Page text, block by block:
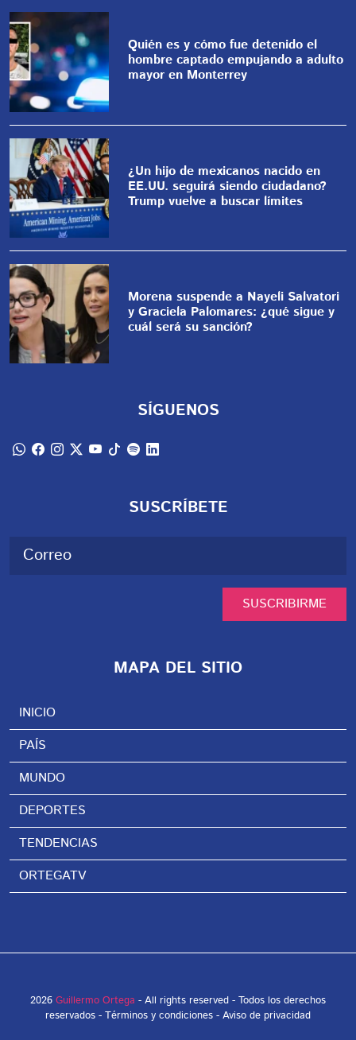
Quién es y cómo fue detenido el
hombre captado empujando a adulto
mayor en Monterrey
¿Un hijo de mexicanos nacido en
EE.UU. seguirá siendo ciudadano?
Trump vuelve a buscar límites
Morena suspende a Nayeli Salvatori
y Graciela Palomares: ¿qué sigue y
cuál será su sanción?
SÍGUENOS
SUSCRÍBETE
SUSCRIBIRME
MAPA DEL SITIO
INICIO
PAÍS
MUNDO
DEPORTES
TENDENCIAS
ORTEGATV
2026 Guillermo Ortega - All rights reserved - Todos los derechos
reservados - Términos y condiciones - Aviso de privacidad